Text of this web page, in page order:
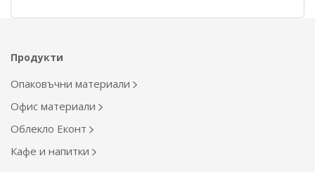
Продукти
Опаковъчни материали
Офис материали
Облекло Еконт
Кафе и напитки